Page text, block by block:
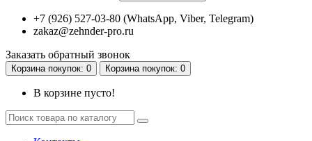
+7 (926) 527-03-80 (WhatsApp, Viber, Telegram)
zakaz@zehnder-pro.ru
Заказать обратный звонок
Корзинапокупок: 0 Корзинапокупок: 0
В корзине пусто!